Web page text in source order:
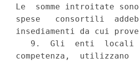
Le  somme introitate
spese   consortili
insediamenti da cui
9.  Gli  enti  locali
competenza,